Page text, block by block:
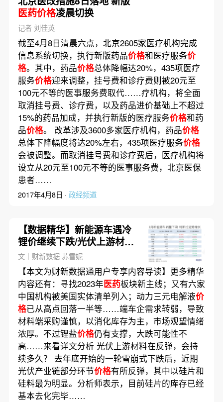
医药价格凌晨切换
记者 刘佳英
截至4月8日清晨六点，北京2605家医疗机构完成
信息系统切换，执行新版药品价格和医疗服务价
格。其中，药品价格总体降幅达20%，435项医疗
服务价格迎来调整，挂号费和诊疗费则被20元至
100元不等的医事服务费取代……疗机构，将全面
取消挂号费、诊疗费，以及药品进价基础上不超过
15%的药品加成，并执行新版的医疗服务价格和药
品价格。 改革涉及3600多家医疗机构，药品价格
总体下降幅度将达20%左右，435项医疗服务价格
会被调整。而取消挂号费和诊疗费后，医疗机构将
设立从20元至100元不等的医事服务费，北京医保
患者……
2017年4月8日 · 政经频道
【数据精华】新能源车遇冷
锂价继续下跌/光伏上游材料
价格反弹能持续多久
文｜财新数据 苏雪妮
【本文为财新数据通用户专享内容导读】更多精华
内容还有：寻找2023年医药板块新主线；又有六家
中国机构被美国实体清单列入；动力三元电解液价
格已从高点回落一半等……端车企需求转弱，导致
材料端采购谨慎，以消化库存为主，市场观望情绪
浓厚。不过锂盐价格仍有支撑，大跌可能性不
高……来看详文分析 光伏上游材料在反弹，会持
续多久？ 去年底开始的一轮雪崩式下跌后，近期
光伏产业链部分环节价格有所反弹，其中以硅片和
硅料最为明显。分析师表示，目前硅片的库存已经
基本去化完毕……